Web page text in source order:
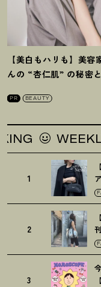
【美白もハリも】美容
んの “杏仁肌” の秘密
PR BEAUTY
WEEKLY
1
2
3